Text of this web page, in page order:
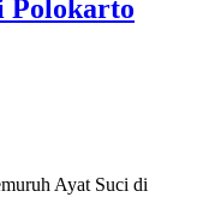
Polokarto
Ayat Suci di